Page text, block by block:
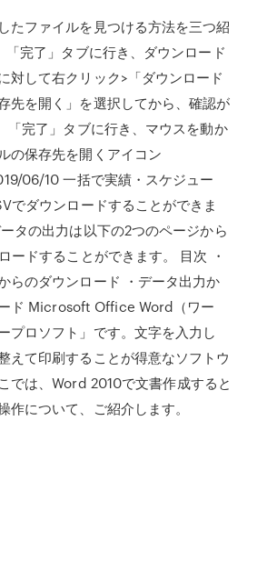
たファイルを見つける方法を三つ紹
「完了」タブに行き、ダウンロード
対して右クリック>「ダウンロード
先を開く」を選択してから、確認が
「完了」タブに行き、マウスを動か
の保存先を開くアイコン
06/10 一括で実績・スケジュー
でダウンロードすることができま
タの出力は以下の2つのページから
ードすることができます。 目次 ・
らのダウンロード ・データ出力か
ド Microsoft Office Word（ワー
プロソフト」です。文字を入力し
えて印刷することが得意なソフトウ
では、Word 2010で文書作成すると
作について、ご紹介します。